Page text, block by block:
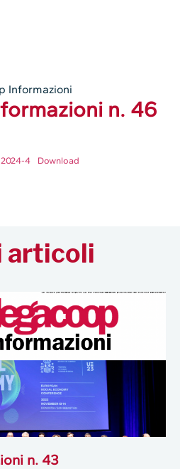
Informazioni
n. 46
4 Download
articoli
n. 43